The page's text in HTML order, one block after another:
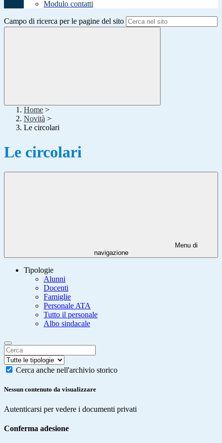
Modulo contatti
Campo di ricerca per le pagine del sito
Home >
Novità >
Le circolari
Le circolari
Menu di
navigazione
Tipologie
Alunni
Docenti
Famiglie
Personale ATA
Tutto il personale
Albo sindacale
Cerca anche nell'archivio storico
Nessun contenuto da visualizzare
Autenticarsi per vedere i documenti privati
Conferma adesione